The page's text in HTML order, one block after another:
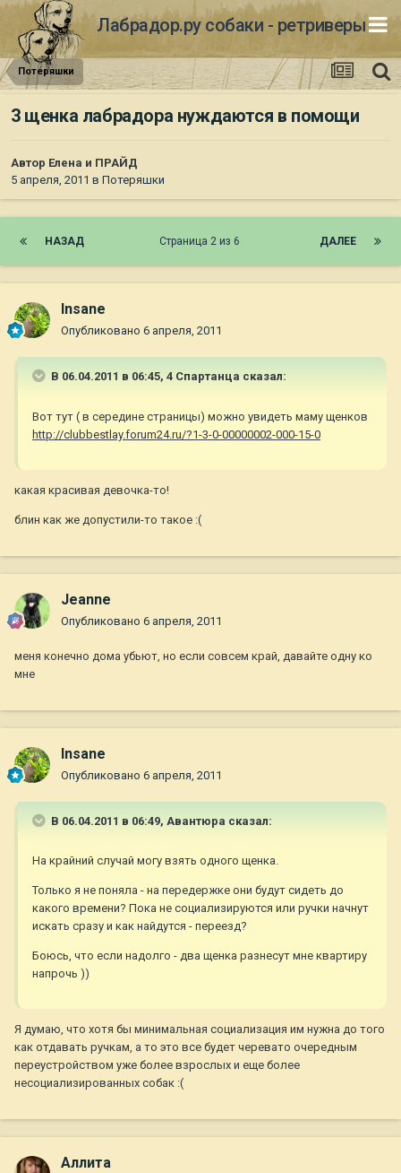
Лабрадор.ру собаки - ретриверы
Потеряшки
3 щенка лабрадора нуждаются в помощи
Автор Елена и ПРАЙД
5 апреля, 2011 в Потеряшки
НАЗАД ДАЛЕЕ
Страница 2 из 6
Insane
Опубликовано 6 апреля, 2011
В 06.04.2011 в 06:45, 4 Спартанца сказал:
Вот тут ( в середине страницы) можно увидеть маму щенков
http://clubbestlay.forum24.ru/?1-3-0-00000002-000-15-0
какая красивая девочка-то!
блин как же допустили-то такое :(
Jeanne
Опубликовано 6 апреля, 2011
меня конечно дома убьют, но если совсем край, давайте одну ко
мне
Insane
Опубликовано 6 апреля, 2011
В 06.04.2011 в 06:49, Авантюра сказал:
На крайний случай могу взять одного щенка.
Только я не поняла - на передержке они будут сидеть до
какого времени? Пока не социализируются или ручки начнут
искать сразу и как найдутся - переезд?
Боюсь, что если надолго - два щенка разнесут мне квартиру
напрочь ))
Я думаю, что хотя бы минимальная социализация им нужна до того
как отдавать ручкам, а то это все будет черевато очередным
переустройством уже более взрослых и еще более
несоциализированных собак :(
Аллита